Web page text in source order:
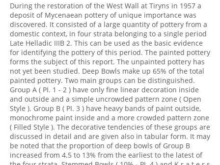
During the restoration of the West Wall at Tiryns in 1957 a
deposit of Mycenaean pottery of unique importance was
discovered. It consisted of a large quantity of pottery from a
domestic context, in four strata belonging to a single period
Late Helladic IIIB 2. This can be used as the basic evidence
for identifying the pottery of this period. The painted pottery
forms the subject of this report. The unpainted pottery has
not yet been studied. Deep Bowls make up 65% of the total
painted pottery. Two main groups can be distinguished.
Group A ( PI. 1 - 2 ) have only fine linear decoration inside
and outside and a simple uncrowded pattern zone ( Open
Style ). Group B ( PI. 3 ) have heavy bands of paint outside,
monochrome paint inside and a more crowded pattern zone
( Filled Style ). The decorative tendencies of these groups are
discussed in detail and are given also in tabular form. It may
be noted that the proportion of deep bowls of Group B
increased from 4.5 to 13% from the earliest to the latest of